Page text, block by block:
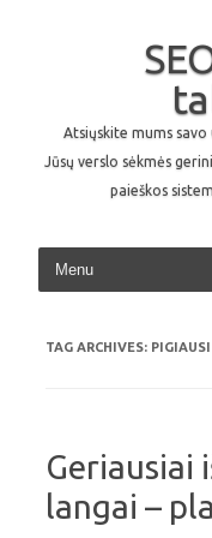
Atsiųskite mums savo
Jūsų verslo sėkmės
paieškos
TAG ARCHIVES:
Geriausiai
langai –